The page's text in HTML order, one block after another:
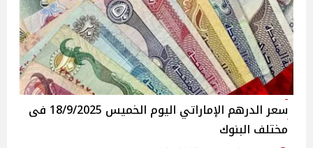
سعر الدرهم الإماراتي اليوم الخميس 18/9/2025 فى
مختلف البنوك